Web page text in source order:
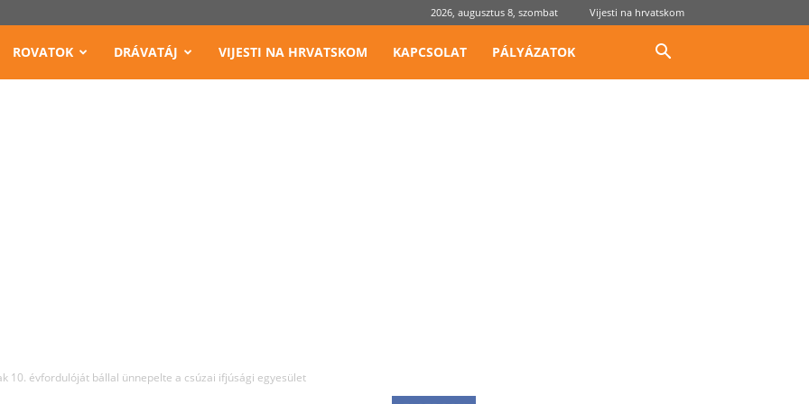
2026, augusztus 8, szombat Vijesti na hrvatskom
ROVATOK DRÁVATÁJ VIJESTI NA HRVATSKOM KAPCSOLAT PÁLYÁZATOK
10. évfordulóját bállal ünnepelte a csúzai ifjúsági egyesület